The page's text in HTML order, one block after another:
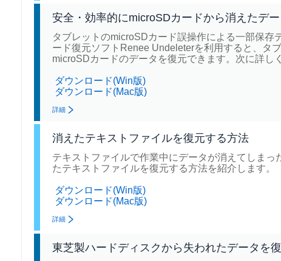
安全・効率的にmicroSDカードから消えたデ
タブレットのmicroSDカード誤操作による一部保
ード復元ソフトRenee Undeleterを利用すると、タ
microSDカードのデータを復元できます。次に詳し
ダウンロード(Win版)
ダウンロード(Mac版)
詳細
消えたテキストファイルを復元する方法
テキストファイルで作業中にデータが消えてしま
たテキストファイルを復元する方法を紹介します。
ダウンロード(Win版)
ダウンロード(Mac版)
詳細
東芝製ハードディスクから失われたデータを